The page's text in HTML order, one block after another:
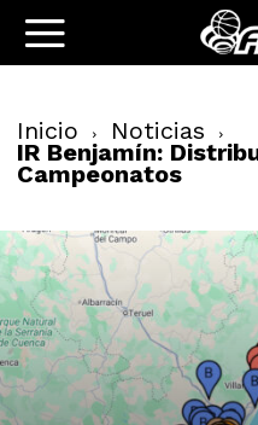
Inicio Noticias
IR Benjamín:
Campeonatos